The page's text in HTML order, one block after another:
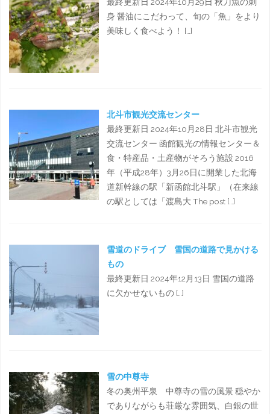
身 醤油にこだわって、旬の「魚」をより
美味しく食べよう！ […]
北斗市観光交流センター
最終更新日 2024年10月28日 北斗市観光
交流センター 函館観光の情報センター＆
食・特産品・土産物がそろう施設 2016
年（平成28年）3月26日に開業した北海
道新幹線の駅「新函館北斗駅」（在来線
の駅としては「渡島大 The post […]
雪道のドライブ 雪国の道路で見かける
もの
最終更新日 2024年12月13日 雪国の道路
に欠かせないもの […]
雪の中尊寺
冬の奥州平泉 中尊寺の雪の風景 穏やか
でありながらも荘厳な雰囲気、白銀の世